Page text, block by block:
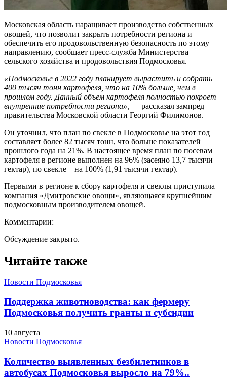
Московская область наращивает производство собственных
овощей, что позволит закрыть потребности региона и
обеспечить его продовольственную безопасность по этому
направлению, сообщает пресс-служба Министерства
сельского хозяйства и продовольствия Подмосковья.
«Подмосковье в 2022 году планирует вырастить и собрать
400 тысяч тонн картофеля, что на 10% больше, чем в
прошлом году. Данный объем картофеля полностью покроет
внутренние потребности региона», — рассказал зампред
правительства Московской области Георгий Филимонов.
Он уточнил, что план по свекле в Подмосковье на этот год
составляет более 82 тысяч тонн, что больше показателей
прошлого года на 21%. В настоящее время план по посевам
картофеля в регионе выполнен на 96% (засеяно 13,7 тысячи
гектар), по свекле – на 100% (1,91 тысячи гектар).
Первыми в регионе к сбору картофеля и свеклы приступила
компания «Дмитровские овощи», являющаяся крупнейшим
подмосковным производителем овощей.
Комментарии:
Обсуждение закрыто.
Читайте также
Новости Подмосковья
Поддержка животноводства: как фермеру
Подмосковья получить гранты и субсидии
10 августа
Новости Подмосковья
Количество выявленных безбилетников в
автобусах Подмосковья выросло на 79%..